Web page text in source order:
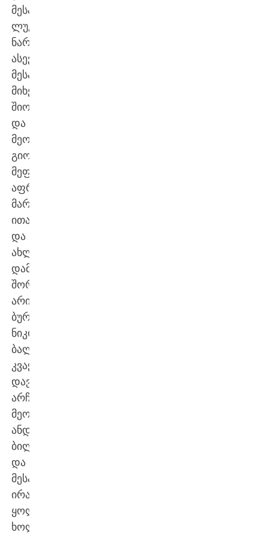
მესამეხაზელმა
ლუკა
ნარსიამ,
ასევე
მესამეხაზელმა
მიხეილ
შიოშვილმა
და
მეორეხაზელმა
გიორგი
მეფარიშვილმა.
აფრიკელებთან
მარქაფიდან
ითამაშეს
და
ახლა
დამწყებთა
შორის
არიან
ბურჯი
ნიკოლოზ
ბალანჩივაძე,
კვაჭი
დავით
არჩვაძე,
მეორეხაზელი
ანდრია
ბილანიშვილი
და
მესამეხაზელი
ირაკლი
ყოლბაია,
ხოლო